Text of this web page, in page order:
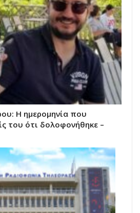
Η ημερομηνία που
του ότι δολοφονήθηκε –